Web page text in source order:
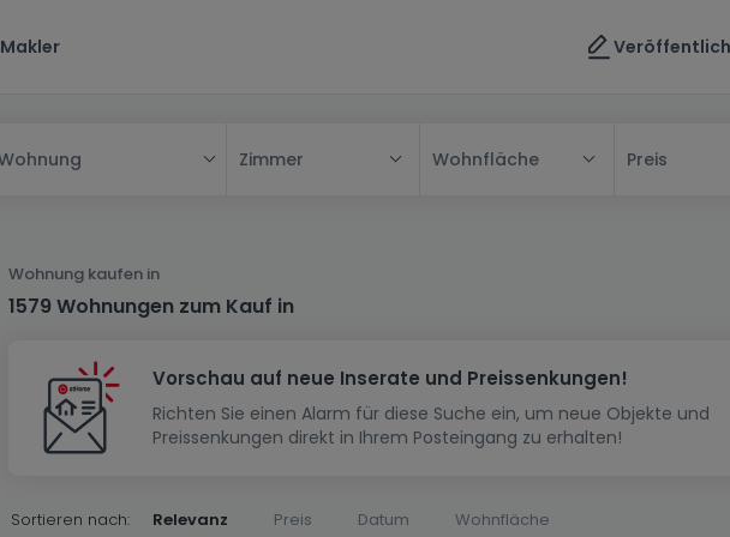
Makler
Wohnung
Haus
Reihenhaus
Doppelhaushälfte
Herrenhaus
Wohnung
Schlafzimmer
1-Zimmer-Apartment
Maisonnette
Wohnanlage
Wohnsiedlung
Haus bauen
Musterhaus
Renditeobjekt
Garage - Parkplatz
Zimmer Wohnfläche Preis
Wohnung kaufen in
1579 Wohnungen zum Kauf in
Vorschau auf neue Inserate und Preissenkungen!
Richten Sie einen Alarm für diese Suche ein, um neue Objekte und
Preissenkungen direkt in Ihrem Posteingang zu erhalten!
Sortieren nach: Relevanz Preis Datum Wohnfläche